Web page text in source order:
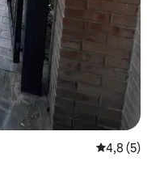
Priemerné
4,8 (5)